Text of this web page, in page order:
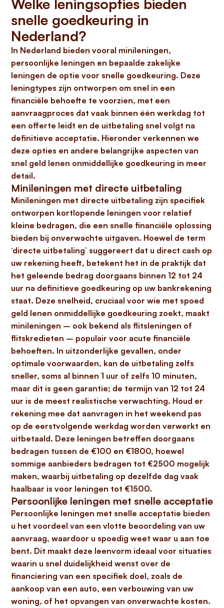
Welke leningsopties bieden
snelle goedkeuring in
Nederland?
In Nederland bieden vooral minileningen,
persoonlijke leningen en bepaalde zakelijke
leningen de optie voor snelle goedkeuring. Deze
leningtypes zijn ontworpen om snel in een
financiële behoefte te voorzien, met een
aanvraagproces dat vaak binnen één werkdag tot
een offerte leidt en de uitbetaling snel volgt na
definitieve acceptatie. Hieronder verkennen we
deze opties en andere belangrijke aspecten van
snel geld lenen onmiddellijke goedkeuring in meer
detail.
Minileningen met directe uitbetaling
Minileningen met directe uitbetaling zijn specifiek
ontworpen kortlopende leningen voor relatief
kleine bedragen, die een snelle financiële oplossing
bieden bij onverwachte uitgaven. Hoewel de term
‘directe uitbetaling’ suggereert dat u direct cash op
uw rekening heeft, betekent het in de praktijk dat
het geleende bedrag doorgaans binnen 12 tot 24
uur na definitieve goedkeuring op uw bankrekening
staat. Deze snelheid, cruciaal voor wie met spoed
geld lenen onmiddellijke goedkeuring zoekt, maakt
minileningen – ook bekend als flitsleningen of
flitskredieten – populair voor acute financiële
behoeften. In uitzonderlijke gevallen, onder
optimale voorwaarden, kan de uitbetaling zelfs
sneller, soms al binnen 1 uur of zelfs 10 minuten,
maar dit is geen garantie; de termijn van 12 tot 24
uur is de meest realistische verwachting. Houd er
rekening mee dat aanvragen in het weekend pas
op de eerstvolgende werkdag worden verwerkt en
uitbetaald. Deze leningen betreffen doorgaans
bedragen tussen de €100 en €1800, hoewel
sommige aanbieders bedragen tot €2500 mogelijk
maken, waarbij uitbetaling op dezelfde dag vaak
haalbaar is voor leningen tot €1500.
Persoonlijke leningen met snelle acceptatie
Persoonlijke leningen met snelle acceptatie bieden
u het voordeel van een vlotte beoordeling van uw
aanvraag, waardoor u spoedig weet waar u aan toe
bent. Dit maakt deze leenvorm ideaal voor situaties
waarin u snel duidelijkheid wenst over de
financiering van een specifiek doel, zoals de
aankoop van een auto, een verbouwing van uw
woning, of het opvangen van onverwachte kosten.